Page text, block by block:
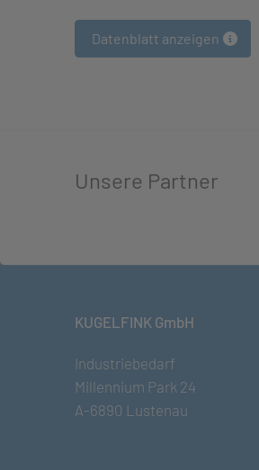
Datenblatt anzeigen
Unsere Partner
KUGELFINK GmbH
Industriebedarf
Millennium Park 24
A-6890 Lustenau